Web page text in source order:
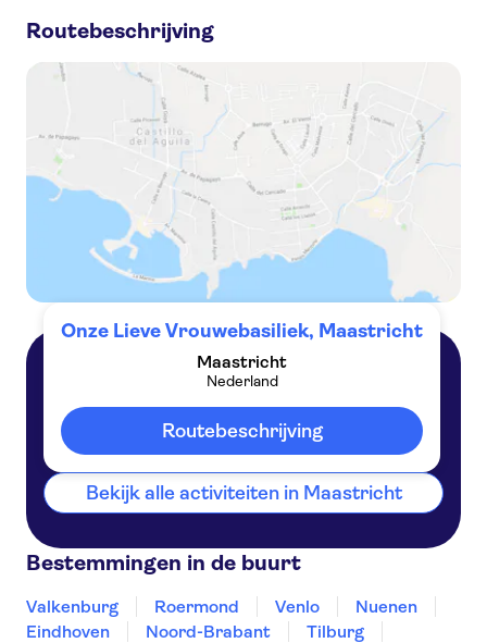
Sint Servaasbrug
Château Neercanne
Routebeschrijving
Onze Lieve Vrouwebasiliek, Maastricht
Maastricht
Nederland
Routebeschrijving
Nederland
Bekijk alle activiteiten in Maastricht
Bestemmingen in de buurt
Valkenburg Roermond Venlo
Nuenen
Eindhoven
Noord-Brabant
Tilburg